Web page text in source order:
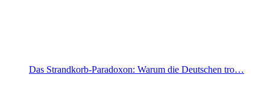
Das Strandkorb-Paradoxon: Warum die Deutschen tro…